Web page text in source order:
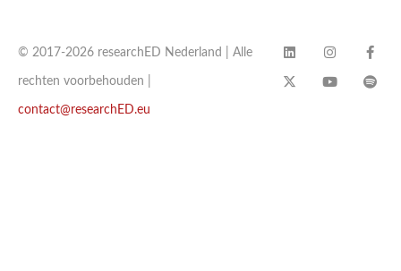
© 2017-2026 researchED Nederland | Alle
rechten voorbehouden |
contact@researchED.eu